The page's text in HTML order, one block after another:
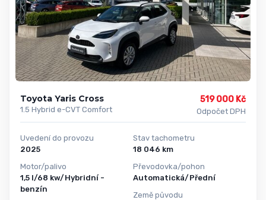
Toyota Yaris Cross
1.5 Hybrid e-CVT Comfort
519 000 Kč
Odpočet DPH
Uvedení do provozu
2025
Motor/palivo
1,5 l/68 kw/Hybridní -
benzín
Stav tachometru
18 046 km
Převodovka/pohon
Automatická/Přední
Země původu